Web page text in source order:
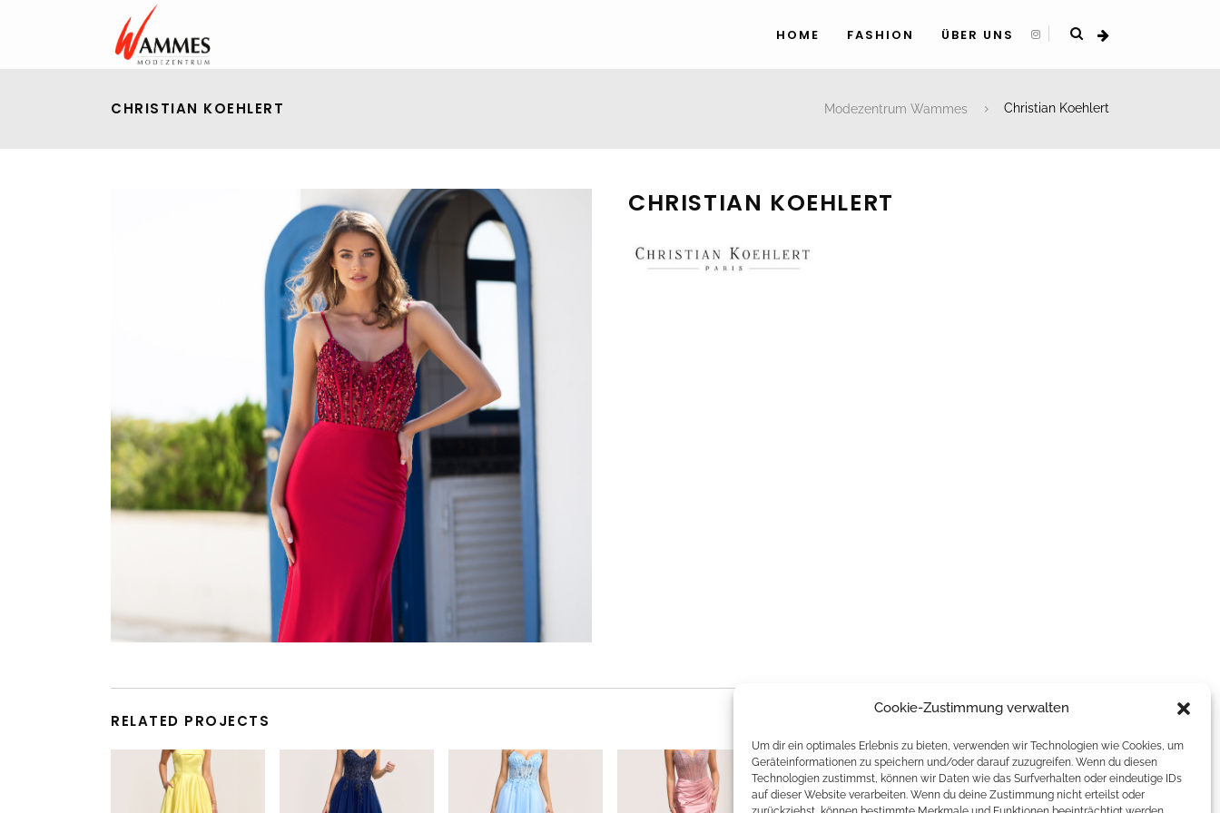
Cookie-Zustimmung verwalten
Um dir ein optimales Erlebnis zu bieten, verwenden wir Technologien wie Cookies, um
Geräteinformationen zu speichern und/oder darauf zuzugreifen. Wenn du diesen
Technologien zustimmst, können wir Daten wie das Surfverhalten oder eindeutige IDs
auf dieser Website verarbeiten. Wenn du deine Zustimmung nicht erteilst oder
HOME FASHION ÜBER UNS
CHRISTIAN KOEHLERT Modezentrum Wammes Christian Koehlert
CHRISTIAN KOEHLERT
RELATED PROJECTS